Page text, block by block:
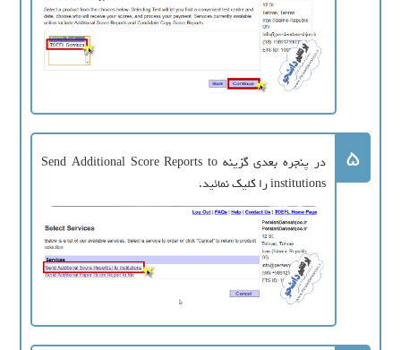
5
در پنجره بعدی گزینه Send Additional Score Reports to
institutions را کلیک نمائید.